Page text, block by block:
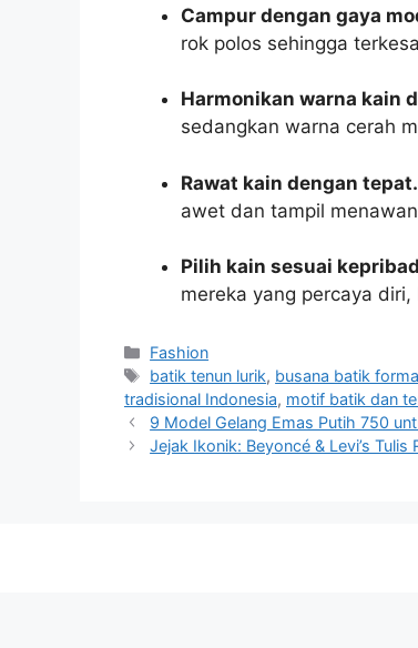
Campur dengan gaya
rok polos sehingga
Harmonikan warna kain
sedangkan warna cerah
Rawat kain dengan tepat.
awet dan tampil
Pilih kain sesuai
mereka yang percaya
Categories
Fashion
Tags
batik tenun lurik, busana batik
tradisional Indonesia, motif batik dan
9 Model Gelang Emas Putih 750
Jejak Ikonik: Beyoncé & Levi’s